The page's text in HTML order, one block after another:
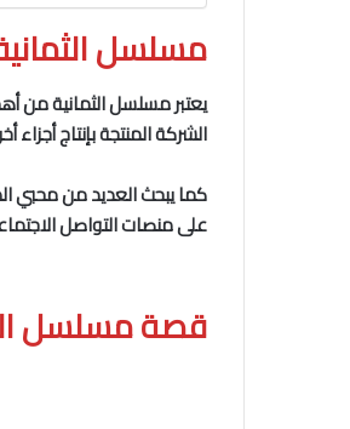
مسلسل
يعتبر مسلسل الثمانية من
الشركة المنتجة بإنتاج
كما يبحث العديد من محبي
على منصات التواصل
قصة مسلسل